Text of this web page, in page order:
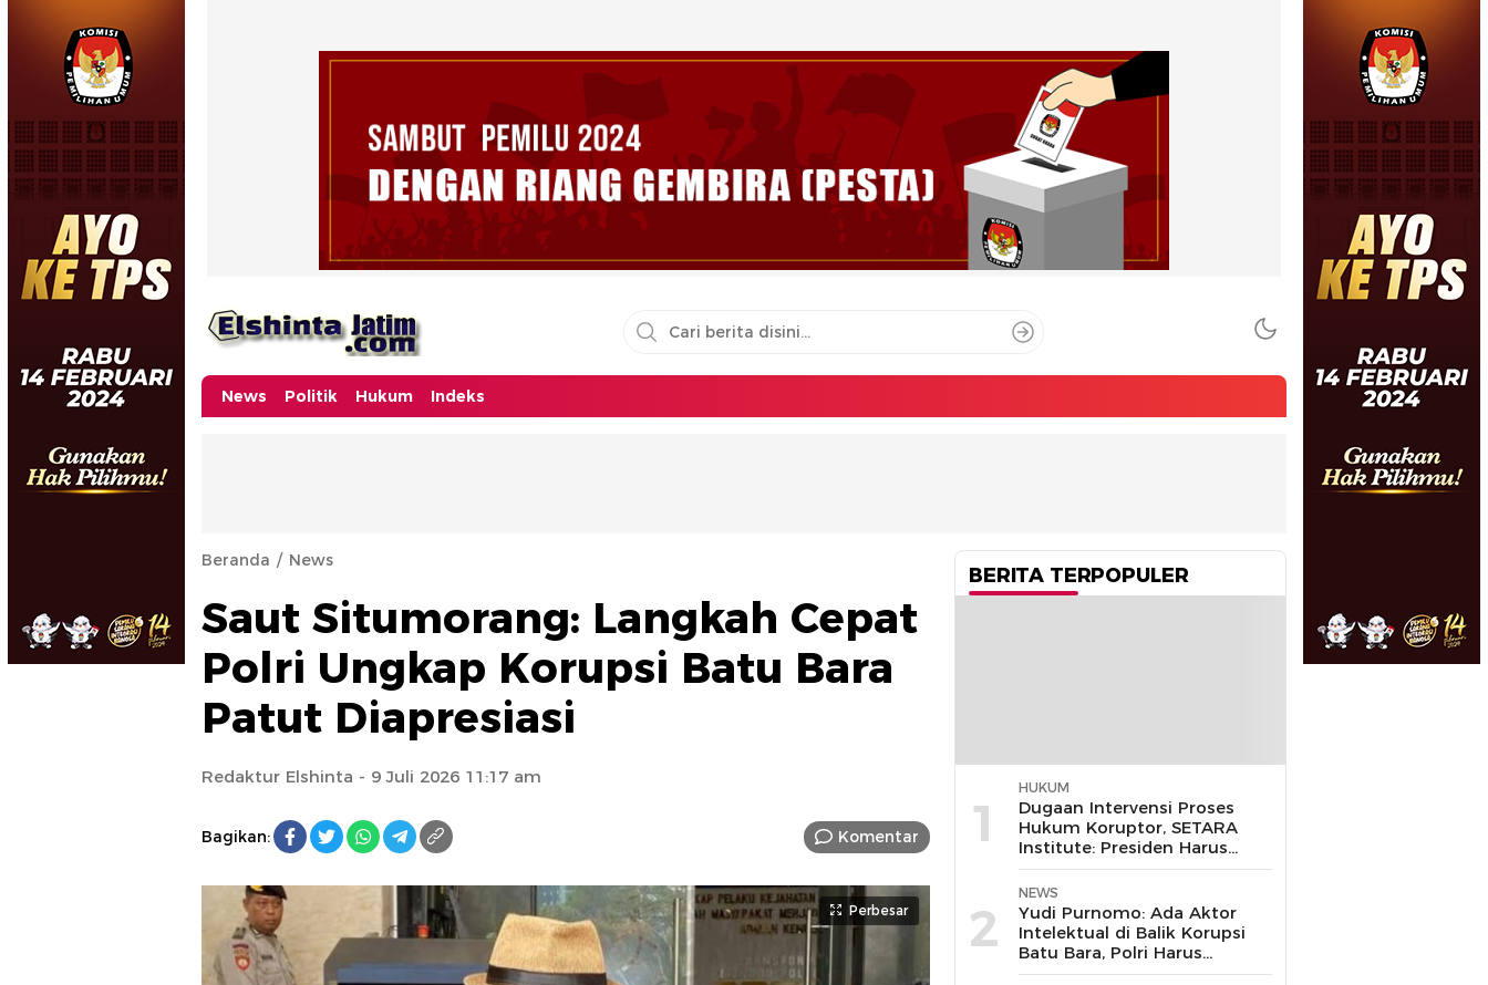
News Politik Hukum Indeks
Beranda News
Saut Situmorang: Langkah Cepat
Polri Ungkap Korupsi Batu Bara
Patut Diapresiasi
Redaktur Elshinta - 9 Juli 2026 11:17 am
Bagikan: Komentar
Perbesar
BERITA TERPOPULER
1
HUKUM
Dugaan Intervensi Proses
Hukum Koruptor, SETARA
Institute: Presiden Harus
Pastikan TNI Tak
Disalahgunakan
2
NEWS
Yudi Purnomo: Ada Aktor
Intelektual di Balik Korupsi
Batu Bara, Polri Harus
Bongkar